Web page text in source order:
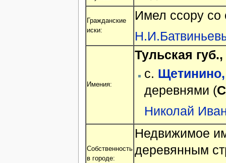
Гражданские
иски:
Имел ссору
Имения:
Тульская
с. Щетинино,
деревнями (
Николай
Собственность
в городе:
Недвижимое
деревянным